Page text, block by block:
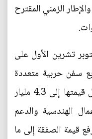
الزمني المقترح
تشرين الأول على
سفن حربية متعددة
المهام من إنتاج شركة لوكهيد تصل قيمتها إلى 4.3 مليار
الهندسية والدعم
قيمة الصفقة إلى ما